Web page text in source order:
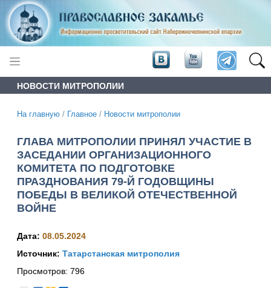
НОВОСТИ МИТРОПОЛИИ
На главную / Главное / Новости митрополии
ГЛАВА МИТРОПОЛИИ ПРИНЯЛ УЧАСТИЕ В
ЗАСЕДАНИИ ОРГАНИЗАЦИОННОГО
КОМИТЕТА ПО ПОДГОТОВКЕ
ПРАЗДНОВАНИЯ 79-Й ГОДОВЩИНЫ
ПОБЕДЫ В ВЕЛИКОЙ ОТЕЧЕСТВЕННОЙ
ВОЙНЕ
Дата: 08.05.2024
Источник: Татарстанская митрополия
Просмотров: 796